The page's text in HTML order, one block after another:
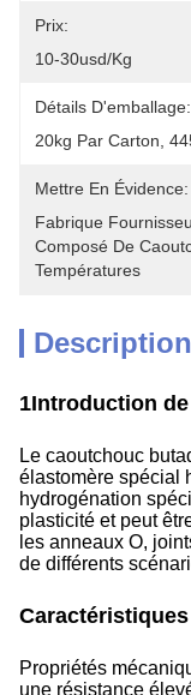
Prix:
10-30usd/kg
Détails D'emballage:
20kg Par Carton,
Mettre En Évidence:
Fabrique
Composé De
Températures
1Introduction
Le caoutchouc
élastomère spécial
hydrogénation
plasticité et peut
les anneaux O,
de différents
Propriétés
une résistance